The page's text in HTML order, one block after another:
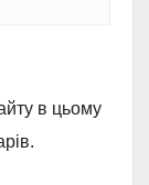
в цьому